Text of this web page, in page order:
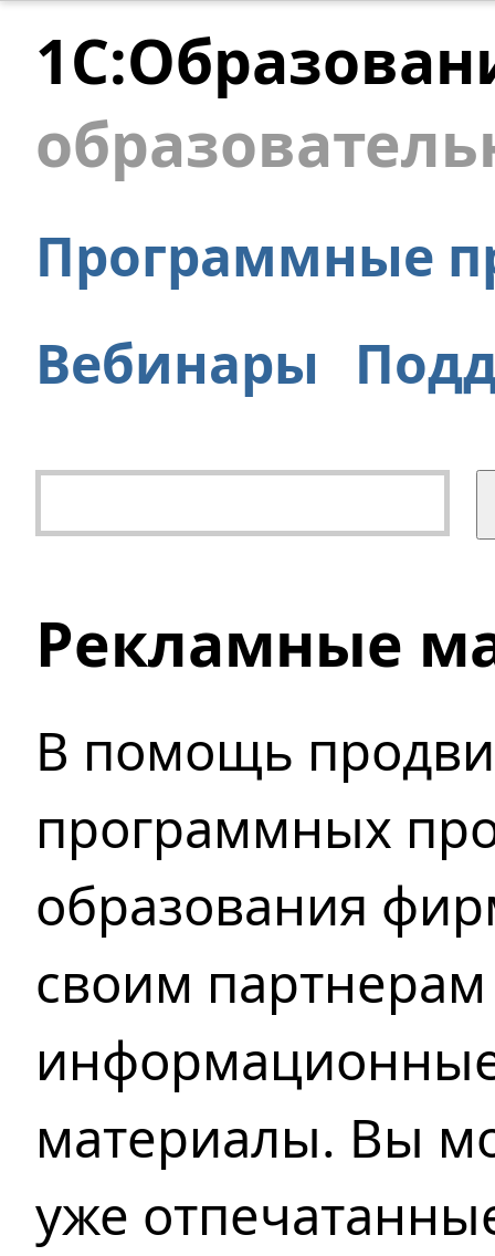
Программные
Вебинары
Рекламные
В помощь
программных
образования
своим
материалы. Вы
уже